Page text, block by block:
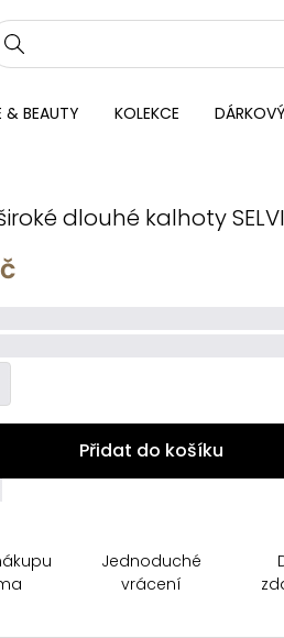
& BEAUTY KOLEKCE
dlouhé kalhoty
Přidat do košíku
Jednoduché
vrácení